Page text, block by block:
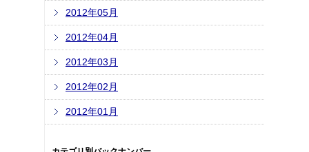
2012年05月
2012年04月
2012年03月
2012年02月
2012年01月